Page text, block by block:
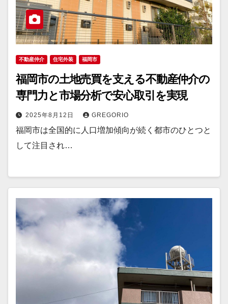
不動産仲介 住宅外装 福岡市
福岡市の土地売買を支える不動産仲介の
専門力と市場分析で安心取引を実現
2025年8月12日 GREGORIO
福岡市は全国的に人口増加傾向が続く都市のひとつと
して注目され…